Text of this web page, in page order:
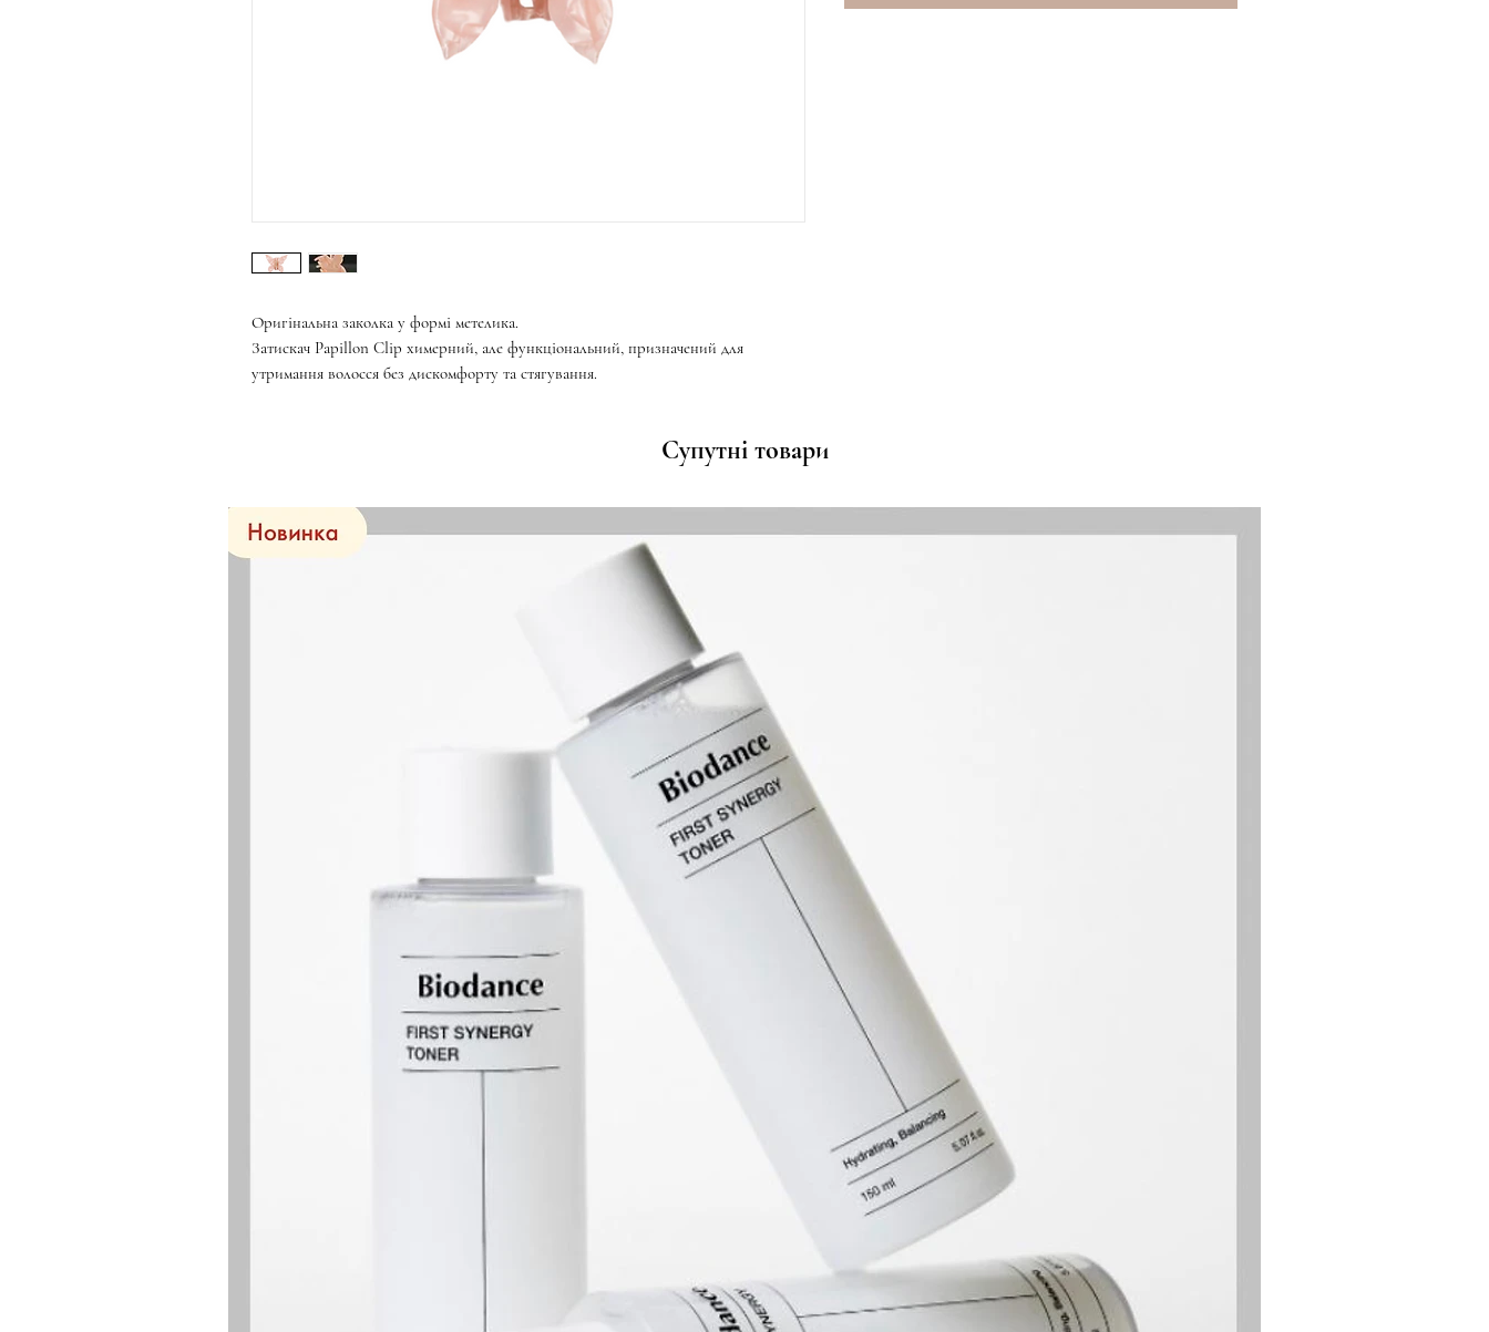
Супутні товари
Оригінальна заколка у формі метелика.
Затискач Papillon Clip химерний, але функціональний, призначений для
утримання волосся без дискомфорту та стягування.